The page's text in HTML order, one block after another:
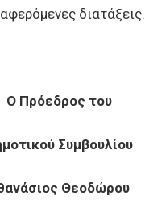
διατάξεις.
Ο Πρόεδρος του
Συμβουλίου
Θεοδώρου